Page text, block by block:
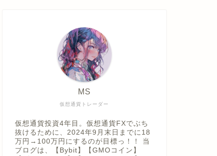
仮想通貨トレーダー
MS
仮想通貨投資4年目。仮想通貨FXでぶち
抜けるために、2024年9月末日までに18
万円→100万円にするのが目標っ！！ 当
ブログは、【Bybit】【GMOコイン】